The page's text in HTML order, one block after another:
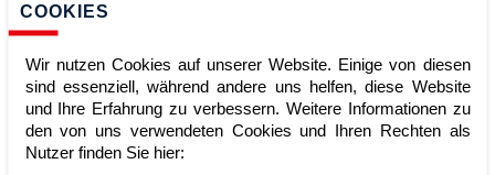
ZUM WARENKORB
Sofort lieferbar
Kauf auf Rechnung
COOKIES
Wir nutzen Cookies auf unserer Website. Einige von diesen
sind essenziell, während andere uns helfen, diese Website
und Ihre Erfahrung zu verbessern. Weitere Informationen zu
den von uns verwendeten Cookies und Ihren Rechten als
Nutzer finden Sie hier: